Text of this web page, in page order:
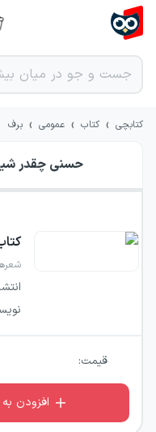
کتابچی › کتاب › عمومی › برف
حسنی چقدر
قیمت:
افزودن